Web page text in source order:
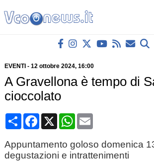
EVENTI - 12 ottobre 2024, 16:00
A Gravellona è tempo di
cioccolato
CondividiFacebook
X WhatsApp
Email
Appuntamento goloso domenica
degustazioni e intrattenimenti